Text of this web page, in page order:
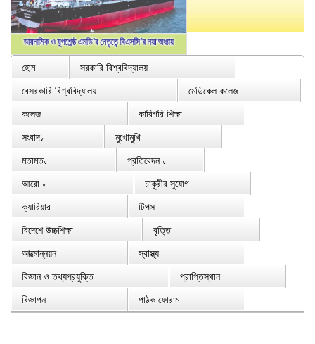
হোম
সরকারি বিশ্ববিদ্যালয়
বেসরকারি বিশ্ববিদ্যালয়
মেডিকেল কলেজ
কলেজ
কারিগরি শিক্ষা
সংবাদ∨
মুখোমুখি
মতামত∨ প্রতিবেদন ∨
আরো ∨
চাকুরীর সুযোগ
ক্যারিয়ার
টিপস
বিদেশে উচ্চশিক্ষা
বৃত্তি
আত্মোন্নয়ন
স্বাস্থ্য
বিজ্ঞান ও তথ্যপ্রযুক্তি
প্রাপ্তিস্থান
বিজ্ঞাপন
পাঠক ফোরাম